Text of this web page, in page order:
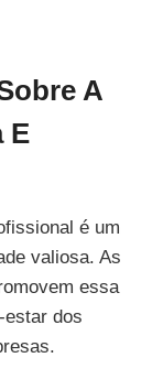
A
E
é um
valiosa. As
essa
estar dos